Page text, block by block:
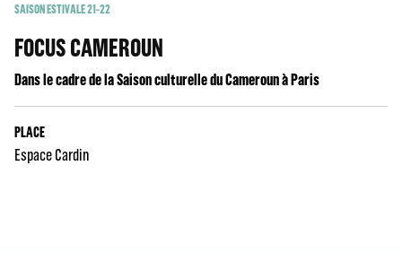
SAISON ESTIVALE 21-22
FOCUS CAMEROUN
Dans le cadre de la Saison culturelle du Cameroun à Paris
PLACE
Espace Cardin